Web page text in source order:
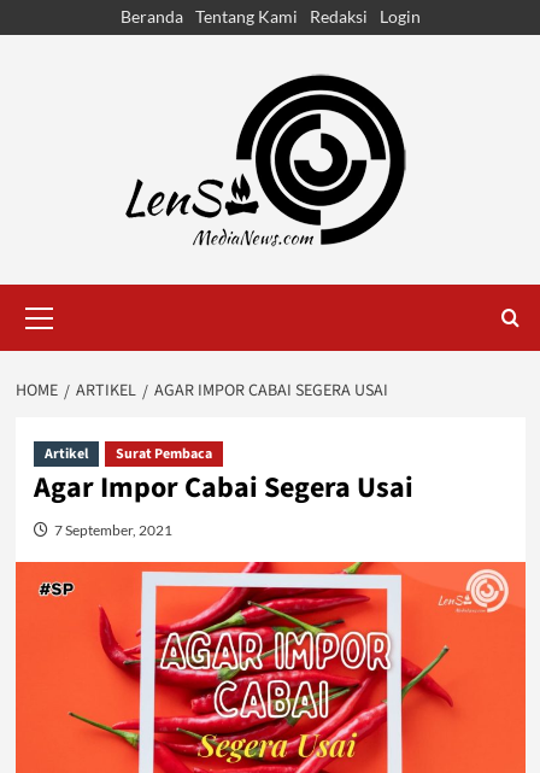
Beranda Tentang Kami Redaksi Login
Menu
HOME ARTIKEL AGAR IMPOR CABAI SEGERA USAI
Artikel Surat Pembaca
Agar Impor Cabai Segera Usai
7 September, 2021